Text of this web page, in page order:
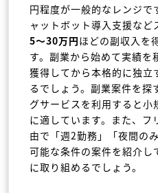
円程度が一般的なレンジで
ャットボット導入支援など
5～30万円ほどの副収入を
す。副業から始めて実績を
獲得してから本格的に独立
るでしょう。副業案件を探
グサービスを利用すると小
に適しています。また、フ
由で「週2勤務」「夜間の
可能な条件の案件を紹介し
に取り組めるでしょう。